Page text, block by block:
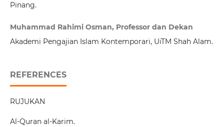
Pinang.
Muhammad Rahimi Osman, Professor dan Dekan
Akademi Pengajian Islam Kontemporari, UiTM Shah Alam.
REFERENCES
RUJUKAN
Al-Quran al-Karim.